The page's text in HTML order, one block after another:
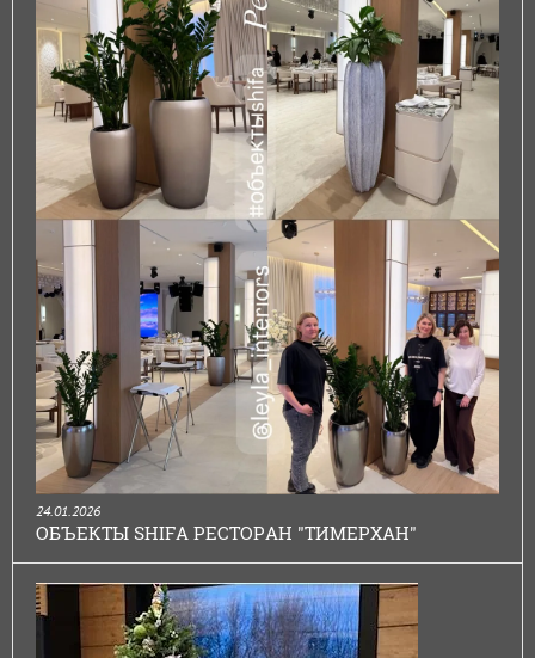
24.01.2026
ОБЪЕКТЫ SHIFA РЕСТОРАН "ТИМЕРХАН"